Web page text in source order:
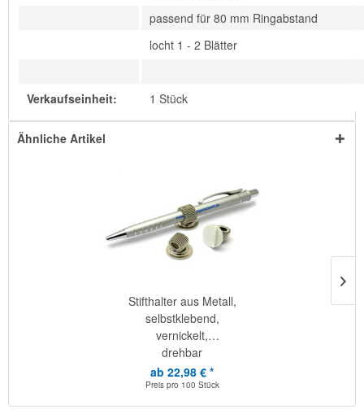
passend für 80 mm Ringabstand
locht 1 - 2 Blätter
Verkaufseinheit: 1 Stück
Ähnliche Artikel
Stifthalter aus Metall,
selbstklebend,
vernickelt,
drehbar
ab 22,98 € *
Preis pro 100 Stück